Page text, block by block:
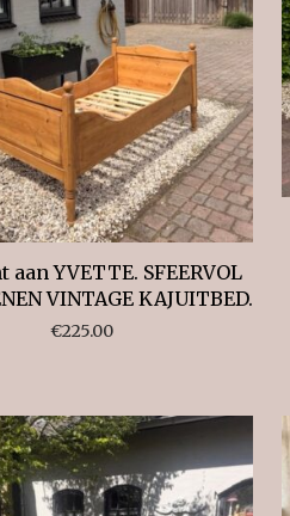
aan YVETTE. SFEERVOL
VINTAGE KAJUITBED.
€225.00